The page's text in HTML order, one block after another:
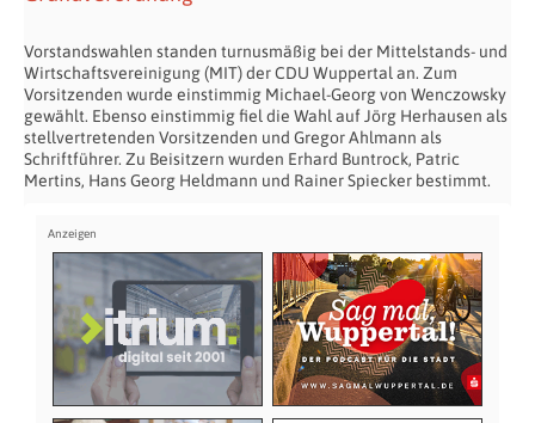
Vorstandswahlen standen turnusmäßig bei der Mittelstands- und
Wirtschaftsvereinigung (MIT) der CDU Wuppertal an. Zum
Vorsitzenden wurde einstimmig Michael-Georg von Wenczowsky
gewählt. Ebenso einstimmig fiel die Wahl auf Jörg Herhausen als
stellvertretenden Vorsitzenden und Gregor Ahlmann als
Schriftführer. Zu Beisitzern wurden Erhard Buntrock, Patric
Mertins, Hans Georg Heldmann und Rainer Spiecker bestimmt.